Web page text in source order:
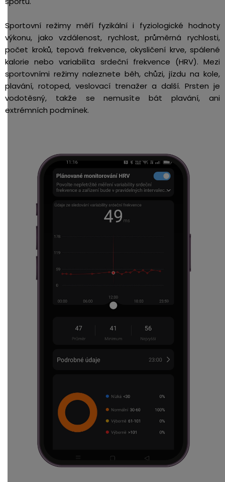
Sportovní režimy měří fyzikální i fyziologické hodnoty
výkonu, jako vzdálenost, rychlost, průměrná rychlosti,
počet kroků, tepová frekvence, okysličení krve, spálené
kalorie nebo variabilita srdeční frekvence (HRV). Mezi
sportovními režimy naleznete běh, chůzi, jízdu na kole,
plavání, rotoped, veslovací trenažer a další. Prsten je
vodotěsný, takže se nemusíte bát plavání, ani
extrémních podmínek.